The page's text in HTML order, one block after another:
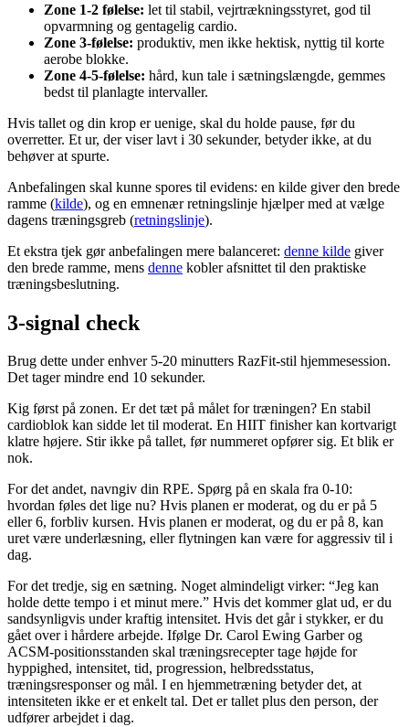
Zone 1-2 følelse: let til stabil, vejrtrækningsstyret, god til
opvarmning og gentagelig cardio.
Zone 3-følelse: produktiv, men ikke hektisk, nyttig til korte
aerobe blokke.
Zone 4-5-følelse: hård, kun tale i sætningslængde, gemmes
bedst til planlagte intervaller.
Hvis tallet og din krop er uenige, skal du holde pause, før du
overretter. Et ur, der viser lavt i 30 sekunder, betyder ikke, at du
behøver at spurte.
Anbefalingen skal kunne spores til evidens: en kilde giver den brede
ramme (kilde), og en emnenær retningslinje hjælper med at vælge
dagens træningsgreb (retningslinje).
Et ekstra tjek gør anbefalingen mere balanceret: denne kilde giver
den brede ramme, mens denne kobler afsnittet til den praktiske
træningsbeslutning.
3-signal check
Brug dette under enhver 5-20 minutters RazFit-stil hjemmesession.
Det tager mindre end 10 sekunder.
Kig først på zonen. Er det tæt på målet for træningen? En stabil
cardioblok kan sidde let til moderat. En HIIT finisher kan kortvarigt
klatre højere. Stir ikke på tallet, før nummeret opfører sig. Et blik er
nok.
For det andet, navngiv din RPE. Spørg på en skala fra 0-10:
hvordan føles det lige nu? Hvis planen er moderat, og du er på 5
eller 6, forbliv kursen. Hvis planen er moderat, og du er på 8, kan
uret være underlæsning, eller flytningen kan være for aggressiv til i
dag.
For det tredje, sig en sætning. Noget almindeligt virker: “Jeg kan
holde dette tempo i et minut mere.” Hvis det kommer glat ud, er du
sandsynligvis under kraftig intensitet. Hvis det går i stykker, er du
gået over i hårdere arbejde. Ifølge Dr. Carol Ewing Garber og
ACSM-positionsstanden skal træningsrecepter tage højde for
hyppighed, intensitet, tid, progression, helbredsstatus,
træningsresponser og mål. I en hjemmetræning betyder det, at
intensiteten ikke er et enkelt tal. Det er tallet plus den person, der
udfører arbejdet i dag.